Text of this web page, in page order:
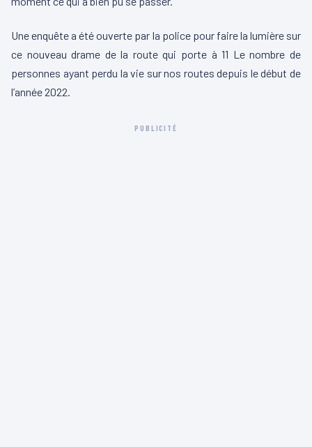
Une enquête a été ouverte par la police pour faire la lumière sur
ce nouveau drame de la route qui porte à 11 Le nombre de
personnes ayant perdu la vie sur nos routes depuis le début de
l’année 2022.
PUBLICITÉ